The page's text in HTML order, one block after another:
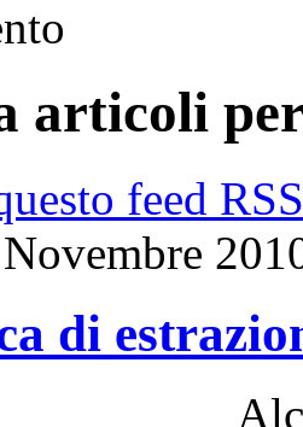
articoli
feed RSS
di